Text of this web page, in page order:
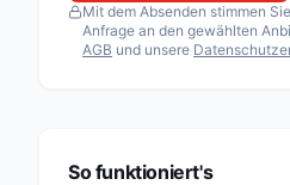
Fuchs Helikopter AG
Heli Sitterdorf AG / Heli
Heli-TV SA
Mit dem Absenden stimmen
Anfrage an den gewählten
AGB und unsere
So funktioniert's